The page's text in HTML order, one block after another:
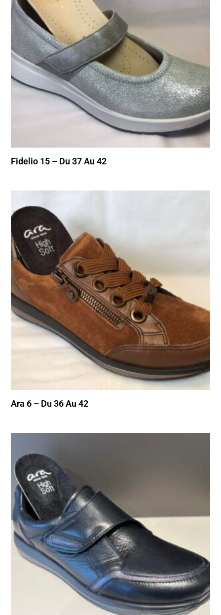
Fidelio 15 – Du 37 Au 42
Ara 6 – Du 36 Au 42